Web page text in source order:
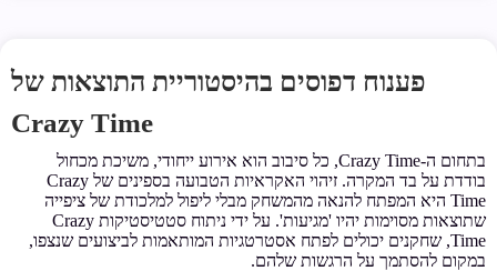
פענוח דפוסים בהיסטוריית התוצאות של
Crazy Time
בתחום ה-Crazy Time, כל סיבוב הוא אירוע ייחודי, משיכת מכחול
בודדת על בד המקרה. זיהוי האקראיות הטבועה בספינים של Crazy
Time היא המפתח להנאה מהמשחק מבלי ליפול למלכודת של ציפייה
שתוצאות מסוימות יהיו 'מגיעות'. על ידי ניתוח סטטיסטיקות Crazy
Time, שחקנים יכולים לפתח אסטרטגיות המותאמות לביצועים שנצפו,
במקום להסתמך על הרגשות שלהם.